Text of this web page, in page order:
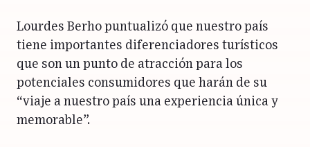
Lourdes Berho puntualizó que nuestro país
tiene importantes diferenciadores turísticos
que son un punto de atracción para los
potenciales consumidores que harán de su
“viaje a nuestro país una experiencia única y
memorable”.